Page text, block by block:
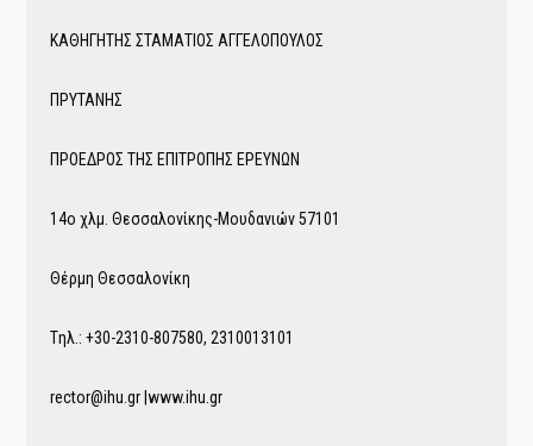
ΚΑΘΗΓΗΤΗΣ ΣΤΑΜΑΤΙΟΣ ΑΓΓΕΛΟΠΟΥΛΟΣ
ΠΡΥΤΑΝΗΣ
ΠΡΟΕΔΡΟΣ ΤΗΣ ΕΠΙΤΡΟΠΗΣ ΕΡΕΥΝΩΝ
14ο χλμ. Θεσσαλονίκης-Μουδανιών 57101
Θέρμη Θεσσαλονίκη
Tηλ.: +30-2310-807580, 2310013101
rector@ihu.gr |www.ihu.gr